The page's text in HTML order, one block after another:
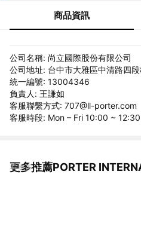
商品資訊
公司名稱: 尚立國際股份有限公司
公司地址: 台中市大雅區中清路四
統一編號: 13004346
負責人: 王謙如
客服聯繫方式: 707@ll-porter.com
客服時段: Mon – Fri 10:00 ~
更多推薦PORTER
看更多